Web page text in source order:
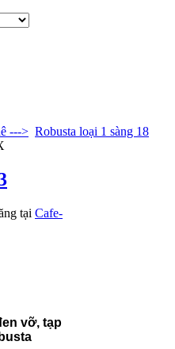
---> Robusta loại 1 sàng 18
tại Cafe-
vỡ, tạp